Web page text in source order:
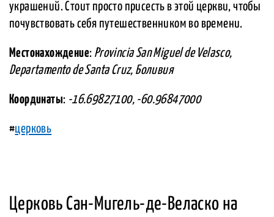
украшений. Стоит просто присесть в этой церкви, чтобы
почувствовать себя путешественником во времени.
Местонахождение: Provincia San Miguel de Velasco,
Departamento de Santa Cruz, Боливия
Координаты: -16.69827100, -60.96847000
#церковь
Церковь Сан-Мигель-де-Веласко на